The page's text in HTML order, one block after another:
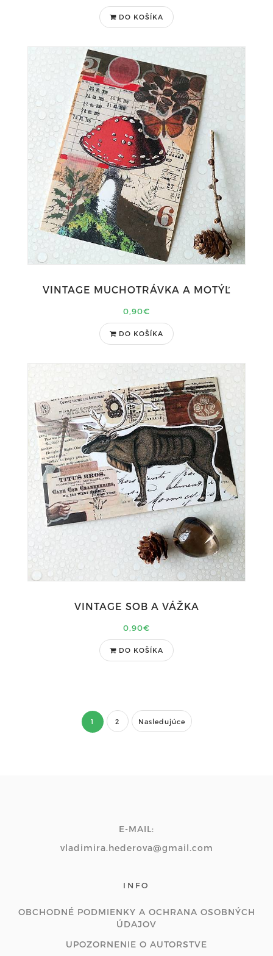
DO KOŠÍKA
VINTAGE MUCHOTRÁVKA A MOTÝĽ
0,90€
DO KOŠÍKA
VINTAGE SOB A VÁŽKA
0,90€
DO KOŠÍKA
1 2 Nasledujúce
E-MAIL:
vladimira.hederova@gmail.com
INFO
OBCHODNÉ PODMIENKY A OCHRANA OSOBNÝCH
ÚDAJOV
UPOZORNENIE O AUTORSTVE